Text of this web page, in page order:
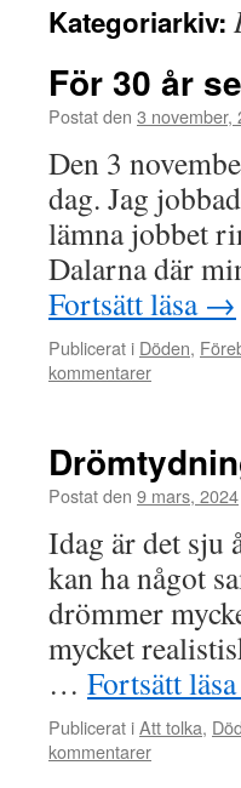
Kategoriarkiv:
För 30 år
Postat den 3 november,
Den 3
dag. Jag
lämna jobbet
Dalarna där
Fortsätt läsa →
Publicerat i Döden,
kommentarer
Postat den 9 mars, 2024
Idag är det sju
kan ha något
drömmer
mycket
… Fortsätt läsa
Publicerat iAtt tolka,
kommentarer